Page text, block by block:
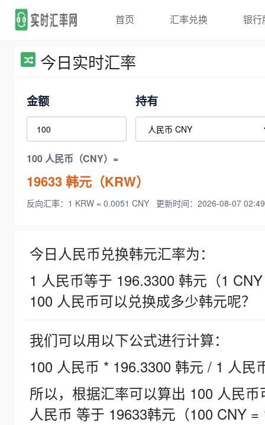
首页 汇率兑换 银行
今日实时汇率
金额 持有
100 人民币（CNY）=
19633韩元（KRW）
反向汇率：1 KRW = 0.0051 CNY 更新时间：2026-08-07
今日人民币兑换韩元汇率为：
1 人民币等于 196.3300 韩元（1
100 人民币可以兑换成多少韩元呢？
我们可以用以下公式进行计算：
100 人民币 * 196.3300 韩元 / 1 人民
所以，根据汇率可以算出 100 人民
人民币 等于 19633韩元（100 CNY =